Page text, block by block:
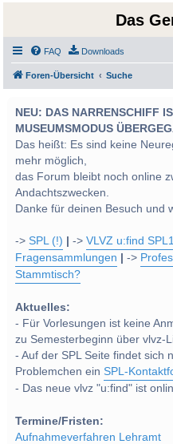
Das
FAQ Downloads
Foren-Übersicht Suche
NEU: DAS NARRENSCHIFF
MUSEUMSMODUS
Das heißt: Es sind keine
mehr möglich,
das Forum bleibt noch online
Andachtszwecken.
Danke für deinen Besuch und
->SPL (!) ->VLVZ u:find
Fragensammlungen
->
Stammtisch?
Aktuelles:
- Für Vorlesungen ist keine
zu Semesterbeginn über vlvz-
- Auf der SPL Seite findet sich
Problemchen einSPL-
- Das neue vlvz "u:find" ist
Termine/Fristen:
Aufnahmeverfahren Lehramt